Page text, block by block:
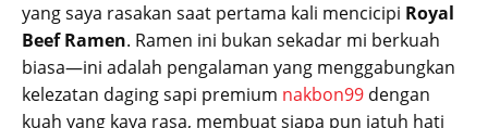
yang saya rasakan saat pertama kali mencicipi Royal
Beef Ramen. Ramen ini bukan sekadar mi berkuah
biasa—ini adalah pengalaman yang menggabungkan
kelezatan daging sapi premium nakbon99 dengan
kuah yang kaya rasa, membuat siapa pun jatuh hati